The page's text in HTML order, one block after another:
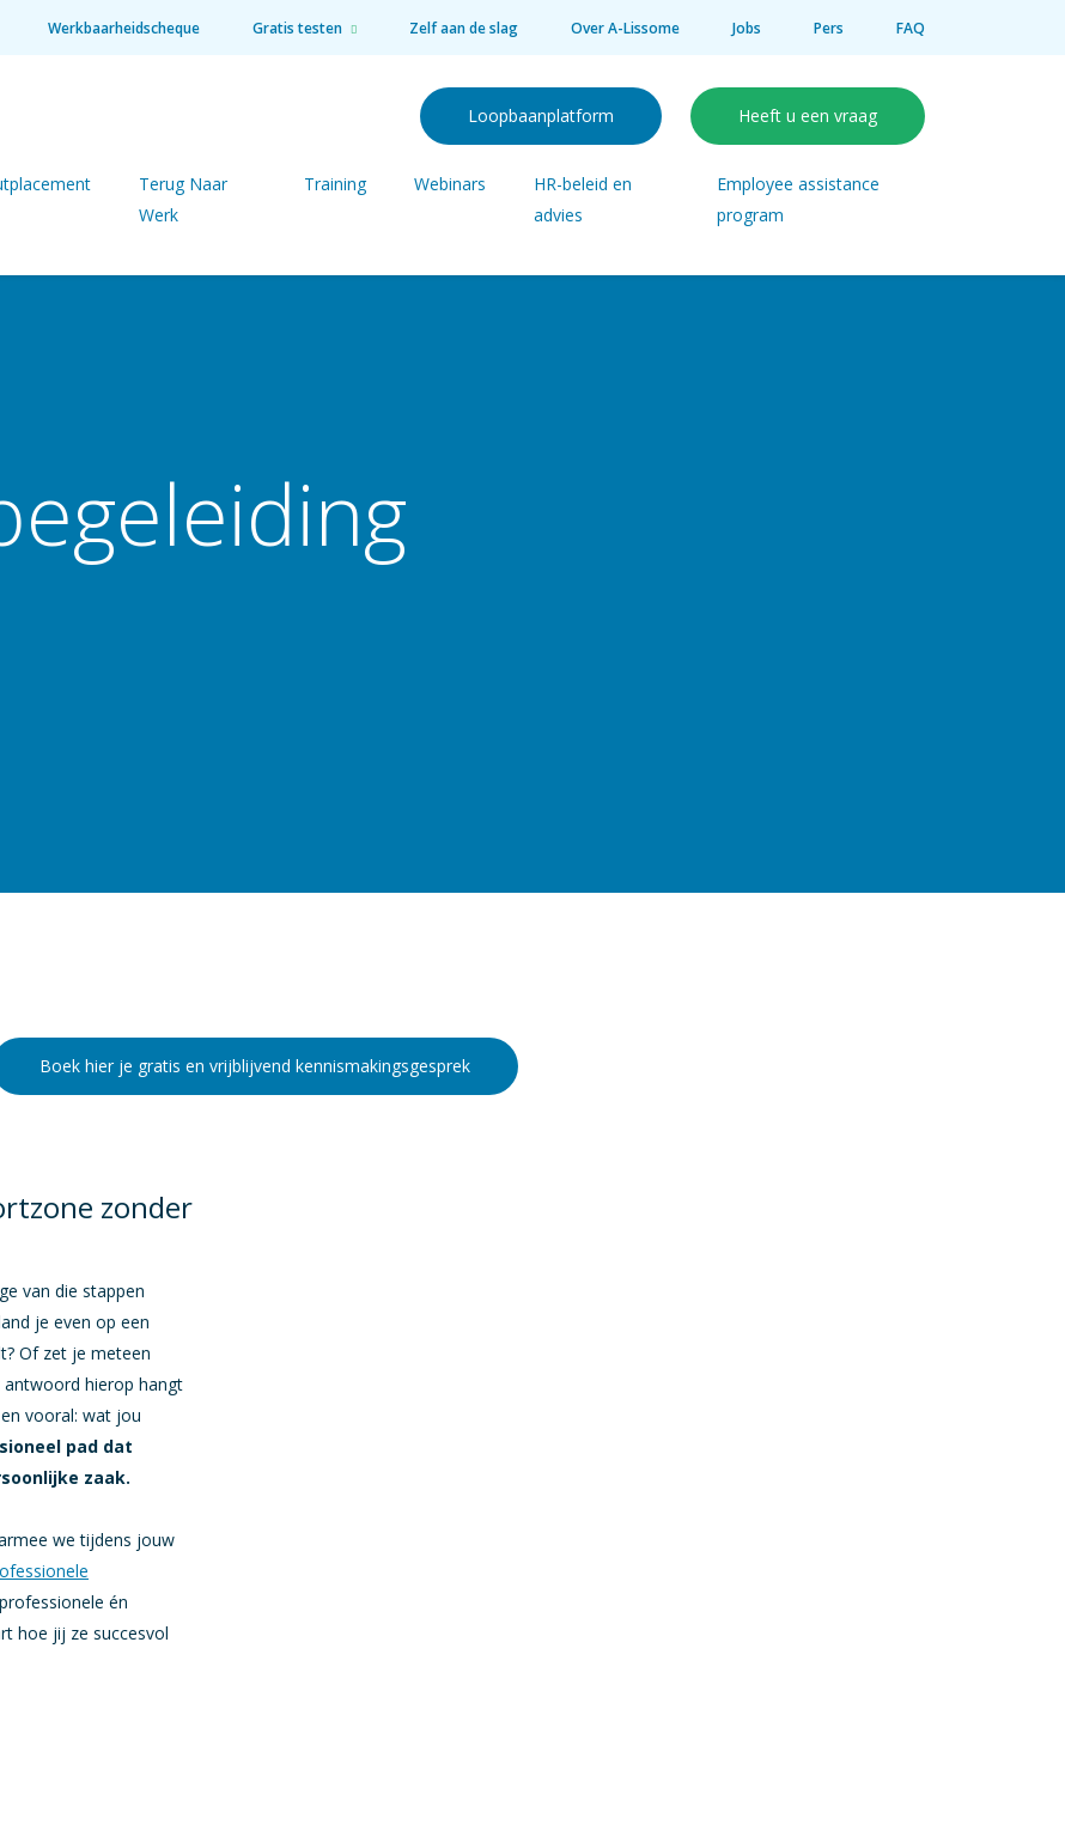
Werkbaarheidscheque Gratis testen Zelf aan de slag Over A-Lissome Jobs Pers FAQ
Loopbaanplatform Heeft u een vraag
Terug Naar
Werk
Training Webinars
HR-beleid en
advies
Employee assistance
program
Boek hier je gratis en vrijblijvend kennismakingsgesprek
zonder
van die stappen
je even op een
Of zet je meteen
hierop hangt
vooral: wat jou
pad dat
zaak.
we tijdens jouw
én
hoe jij ze succesvol